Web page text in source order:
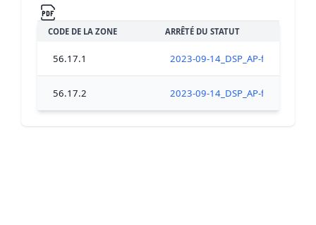
CODE DE LA ZONE ARRÊTÉ DU STATUT
56.17.1 2023-09-14_DSP_AP-
56.17.2 2023-09-14_DSP_AP-